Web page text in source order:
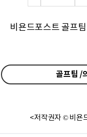
비욘드포스트 골프
골프팀 /
<저작권자 © 비욘